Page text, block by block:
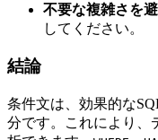
不要な複雑さを
してください。
結論
条件文は、効果的な
分です。これにより、